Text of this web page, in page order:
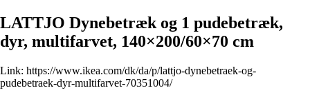
LATTJO Dynebetræk og 1 pudebetræk,
dyr, multifarvet, 140×200/60×70 cm
Link: https://www.ikea.com/dk/da/p/lattjo-dynebetraek-og-
pudebetraek-dyr-multifarvet-70351004/